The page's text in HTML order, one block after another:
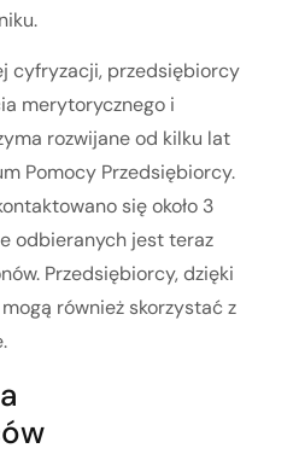
cyfryzacji, przedsiębiorcy
merytorycznego i
rozwijane od kilku lat
Pomocy Przedsiębiorcy.
się około 3
odbieranych jest teraz
Przedsiębiorcy, dzięki
również skorzystać z